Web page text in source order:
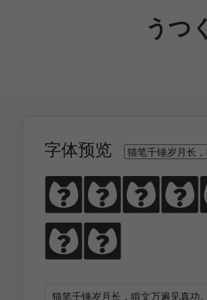
うつ
字体预览
猫笔千
功。